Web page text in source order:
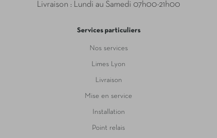
Livraison : Lundi au Samedi 07h00-21h00
Services particuliers
Nos services
Limes Lyon
Livraison
Mise en service
Installation
Point relais